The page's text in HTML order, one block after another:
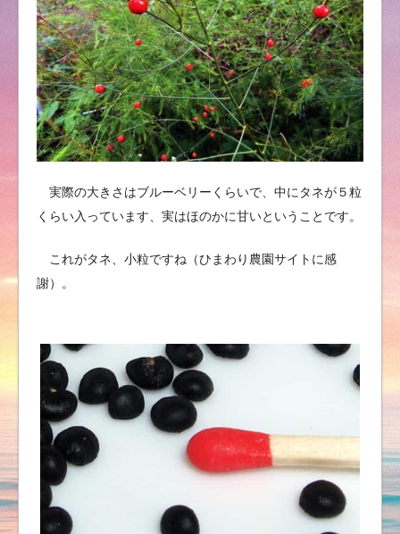
実際の大きさはブルーベリーくらいで、中にタネが５粒
くらい入っています、実はほのかに甘いということです。
これがタネ、小粒ですね（ひまわり農園サイトに感
謝）。